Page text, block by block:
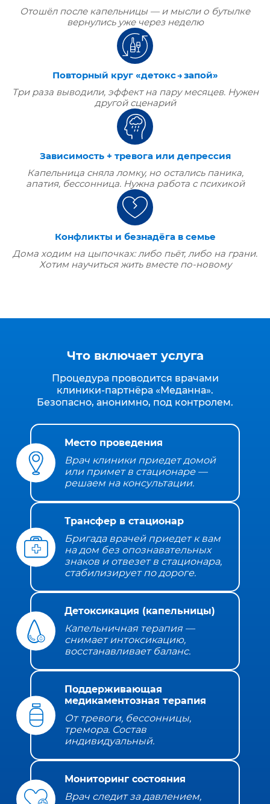
Отошёл после капельницы — и мысли о бутылке
вернулись уже через неделю
Повторный круг «детокс → запой»
Три раза выводили, эффект на пару месяцев. Нужен
другой сценарий
Зависимость + тревога или депрессия
Капельница сняла ломку, но остались паника,
апатия, бессонница. Нужна работа с психикой
Конфликты и безнадёга в семье
Дома ходим на цыпочках: либо пьёт, либо на грани.
Хотим научиться жить вместе по‑новому
Что включает услуга
Процедура проводится врачами
клиники‑партнёра «Меданна».
Безопасно, анонимно, под контролем.
Место проведения
Врач клиники приедет домой
или примет в стационаре —
решаем на консультации.
Трансфер в стационар
Бригада врачей приедет к вам
на дом без опознавательных
знаков и отвезет в стационара,
стабилизирует по дороге.
Детоксикация (капельницы)
Капельничная терапия —
снимает интоксикацию,
восстанавливает баланс.
Поддерживающая
медикаментозная терапия
От тревоги, бессонницы,
тремора. Состав
индивидуальный.
Мониторинг состояния
Врач следит за давлением,